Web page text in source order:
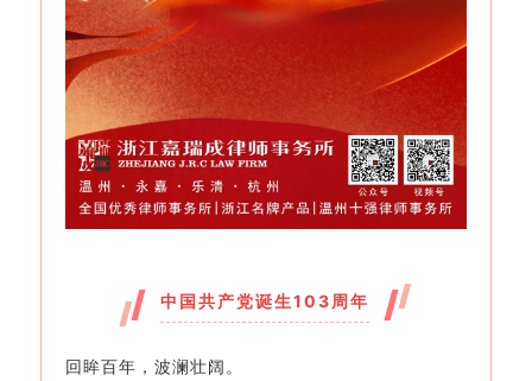
中国共产党诞生103周年
回眸百年，波澜壮阔。